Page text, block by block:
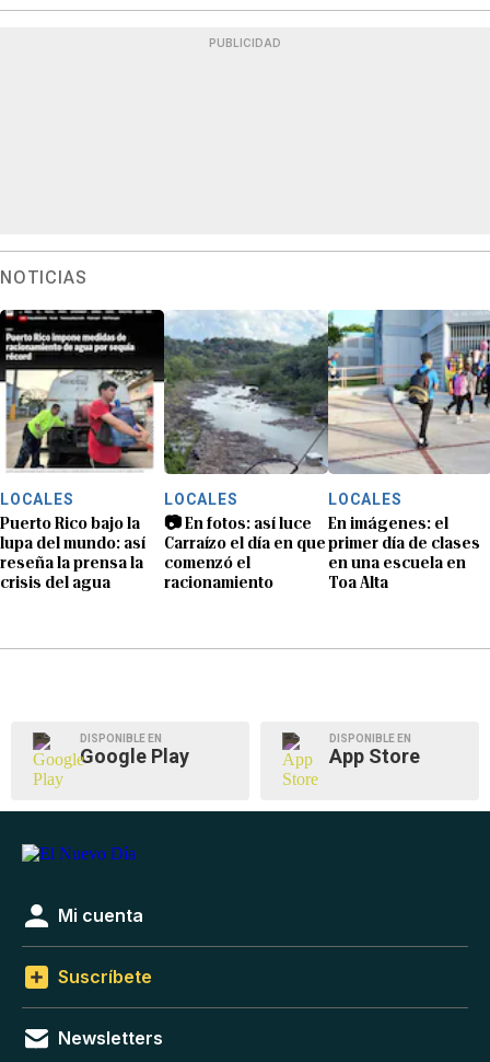
PUBLICIDAD
NOTICIAS
LOCALES
Puerto Rico bajo la
lupa del mundo: así
reseña la prensa la
crisis del agua
LOCALES
📷 En fotos: así luce
Carraízo el día en que
comenzó el
racionamiento
LOCALES
En imágenes: el
primer día de clases
en una escuela en
Toa Alta
DISPONIBLE EN
Google Play
DISPONIBLE EN
App Store
Mi cuenta
Suscríbete
Newsletters